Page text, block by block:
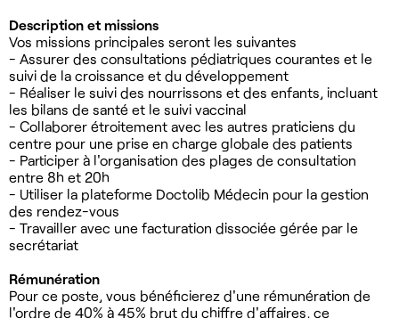
Description et missions
Vos missions principales seront les suivantes
- Assurer des consultations pédiatriques courantes et le
suivi de la croissance et du développement
- Réaliser le suivi des nourrissons et des enfants, incluant
les bilans de santé et le suivi vaccinal
- Collaborer étroitement avec les autres praticiens du
centre pour une prise en charge globale des patients
- Participer à l'organisation des plages de consultation
entre 8h et 20h
- Utiliser la plateforme Doctolib Médecin pour la gestion
des rendez-vous
- Travailler avec une facturation dissociée gérée par le
secrétariat
Rémunération
Pour ce poste, vous bénéficierez d'une rémunération de
l'ordre de 40% à 45% brut du chiffre d'affaires, ce